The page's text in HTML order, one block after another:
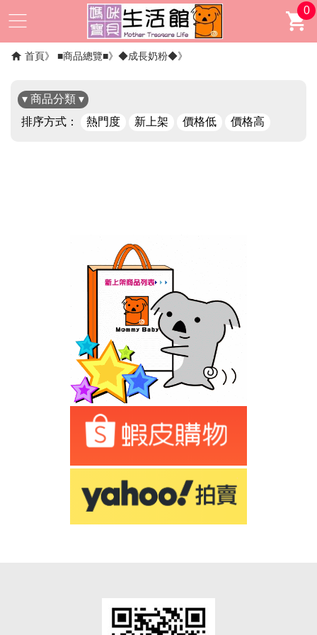
0
首頁 ■商品總覽■ ◆成長奶粉◆
▾ 商品分類 ▾
排序方式：
熱門度 新上架 價格低 價格高